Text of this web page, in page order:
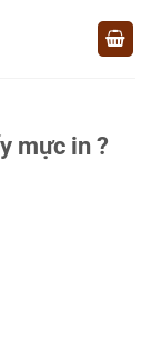
mực in ?